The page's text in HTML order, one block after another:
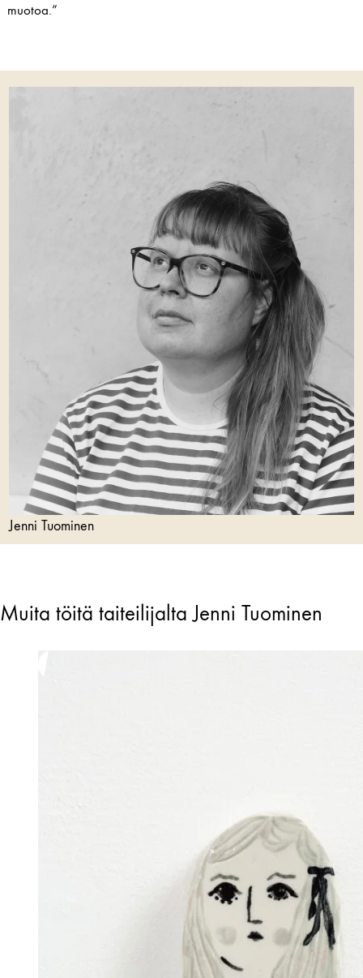
muotoa.”
Jenni Tuominen
Muita töitä taiteilijalta Jenni Tuominen